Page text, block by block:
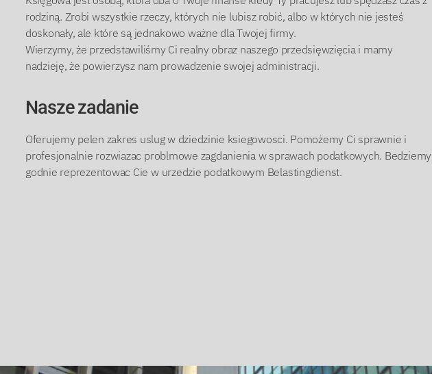
rodziną. Zrobi wszystkie rzeczy, których nie lubisz robić, albo w których nie jesteś
doskonały, ale które są jednakowo ważne dla Twojej firmy.
Wierzymy, że przedstawiliśmy Ci realny obraz naszego przedsięwzięcia i mamy
nadzieję, że powierzysz nam prowadzenie swojej administracji.
Nasze zadanie
Oferujemy pelen zakres uslug w dziedzinie ksiegowosci. Pomożemy Ci sprawnie i
profesjonalnie rozwiazac problmowe zagdanienia w sprawach podatkowych. Bedziemy
godnie reprezentowac Cie w urzedzie podatkowym Belastingdienst.